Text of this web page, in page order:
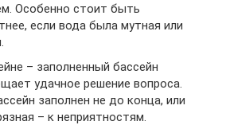
Особенно стоит быть
если вода была мутная или
– заполненный бассейн
удачное решение вопроса.
заполнен не до конца, или
– к неприятностям.